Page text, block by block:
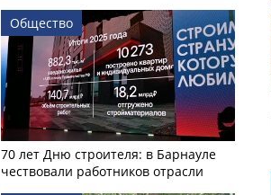
Общество
70 лет Дню строителя: в Барнауле
чествовали работников отрасли